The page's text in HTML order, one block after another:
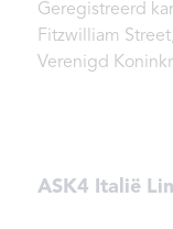
Geregistreerd
Fitzwilliam
Verenigd
ASK4 Italië